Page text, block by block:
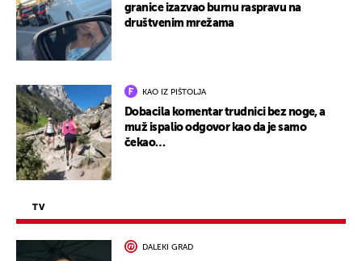
granice izazvao burnu raspravu na
društvenim mrežama
KAO IZ PIŠTOLJA
Dobacila komentar trudnici bez noge, a
muž ispalio odgovor kao da je samo
čekao…
TV
DALEKI GRAD